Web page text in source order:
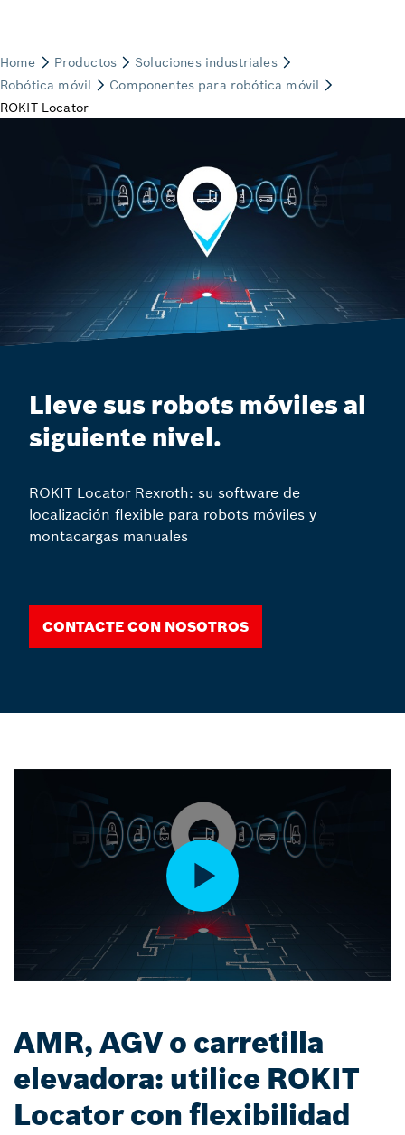
Lleve sus robots móviles al
siguiente nivel.
ROKIT Locator Rexroth: su software de
localización flexible para robots móviles y
montacargas manuales
Contacte con nosotros
AMR, AGV o carretilla
elevadora: utilice ROKIT
Locator con flexibilidad